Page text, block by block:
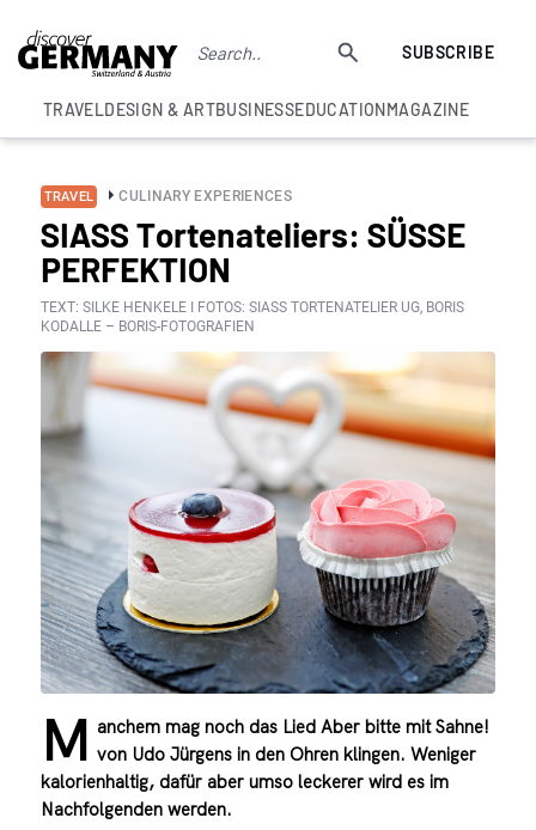
SUBSCRIBE
TRAVELDESIGN & ARTBUSINESSEDUCATIONMAGAZINE
TRAVEL CULINARY EXPERIENCES
SIASS Tortenateliers: SÜSSE
PERFEKTION
TEXT: SILKE HENKELE I FOTOS: SIASS TORTENATELIER UG, BORIS
KODALLE – BORIS-FOTOGRAFIEN
M anchem mag noch das Lied Aber bitte mit Sahne!
von Udo Jürgens in den Ohren klingen. Weniger
kalorienhaltig, dafür aber umso leckerer wird es im
Nachfolgenden werden.